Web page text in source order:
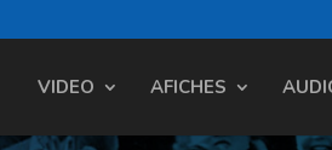
VIDEO AFICHES